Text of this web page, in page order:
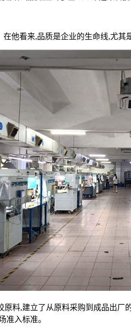
他看来,品质是企业的生命线,尤其
料,建立了从原料采购到成品出
准入标准。